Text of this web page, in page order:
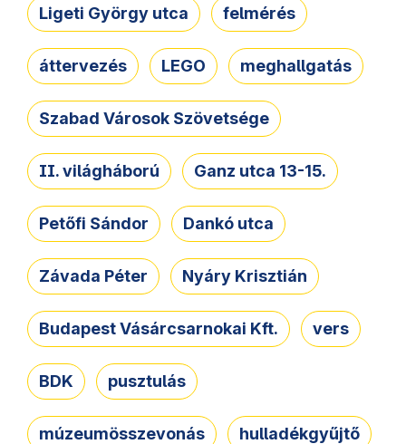
Ligeti György utca felmérés
áttervezés LEGO meghallgatás
Szabad Városok Szövetsége
II. világháború Ganz utca 13-15.
Petőfi Sándor Dankó utca
Závada Péter Nyáry Krisztián
Budapest Vásárcsarnokai Kft. vers
BDK pusztulás
múzeumösszevonás hulladékgyűjtő